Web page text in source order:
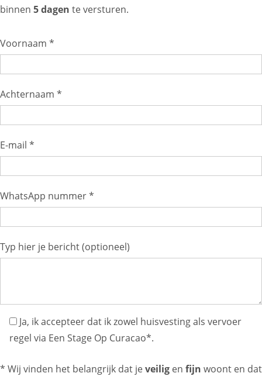
binnen 5 dagen te versturen.
Voornaam *
Achternaam *
E-mail *
WhatsApp nummer *
Typ hier je bericht (optioneel)
Ja, ik accepteer dat ik zowel huisvesting als vervoer
regel via Een Stage Op Curacao*.
* Wij vinden het belangrijk dat jeveilig en fijn woont en dat